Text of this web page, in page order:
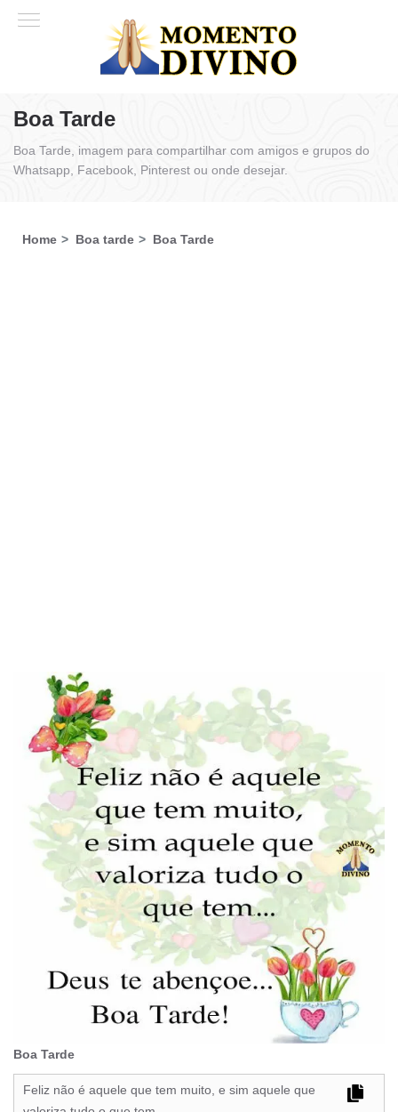
Boa Tarde
Boa Tarde, imagem para compartilhar com amigos e grupos do
Whatsapp, Facebook, Pinterest ou onde desejar.
Home Boa tarde Boa Tarde
Boa Tarde
Feliz não é aquele que tem muito, e sim aquele que